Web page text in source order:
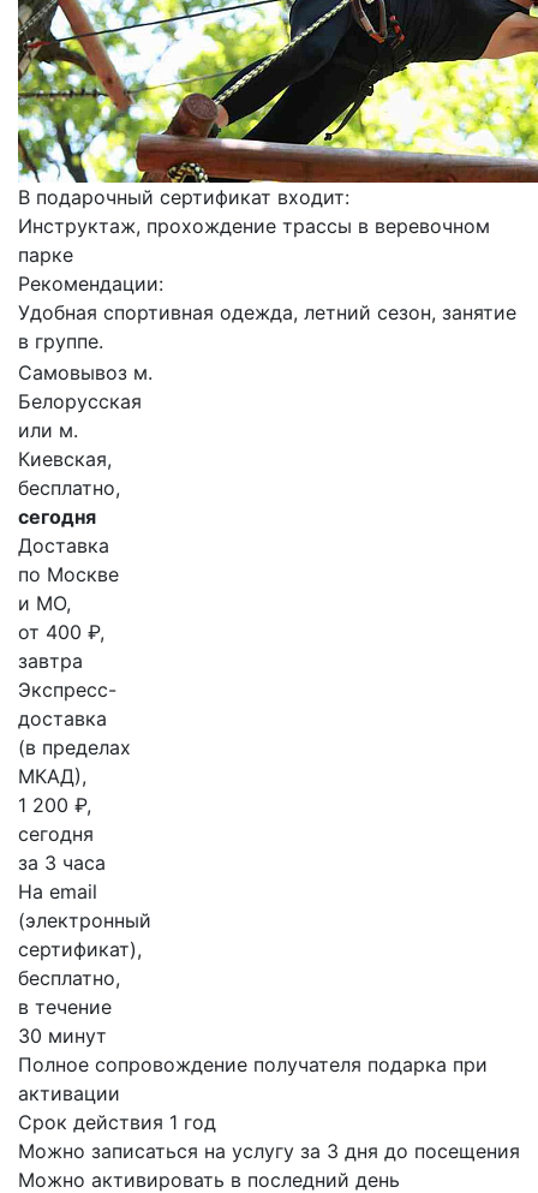
В подарочный сертификат входит:
Инструктаж, прохождение трассы в веревочном
парке
Рекомендации:
Удобная спортивная одежда, летний сезон, занятие
в группе.
Самовывоз м.
Белорусская
или м.
Киевская,
бесплатно,
сегодня
Доставка
по Москве
и МО,
от 400 ₽,
завтра
Экспресс-
доставка
(в пределах
МКАД),
1 200 ₽,
сегодня
за 3 часа
На email
(электронный
сертификат),
бесплатно,
в течение
30 минут
Полное сопровождение получателя подарка при
активации
Срок действия 1 год
Можно записаться на услугу за 3 дня до посещения
Можно активировать в последний день